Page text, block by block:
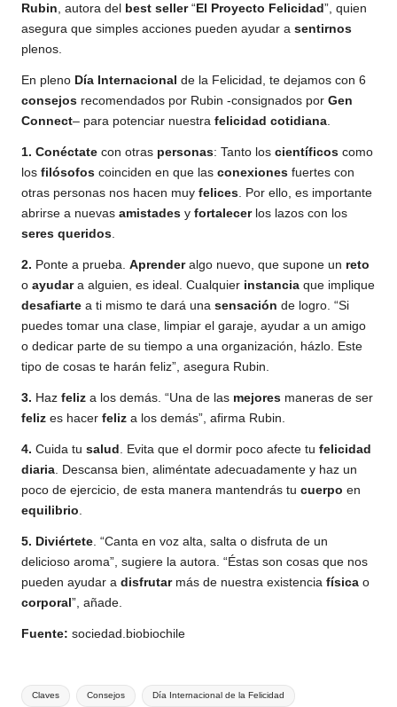
Rubin , autora del best seller“El Proyecto Felicidad”, quien
asegura que simples acciones pueden ayudar a sentirnos
plenos.
En pleno Día Internacional de la Felicidad , te dejamos con 6
consejos recomendados por Rubin -consignados por Gen
Connect– para potenciar nuestra felicidad cotidiana
1. Conéctate con otras personas: Tanto los científicos como
los filósofos coinciden en que las conexiones fuertes con
otras personas nos hacen muy felices . Por ello, es importante
abrirse a nuevas amistades y fortalecerlos lazos con los
seres queridos
2. Ponte a prueba. Aprenderalgo nuevo, que supone un reto
o ayudara alguien, es ideal. Cualquier instancia que implique
desafiarte a ti mismo te dará una sensación de logro. “Si
puedes tomar una clase, limpiar el garaje, ayudar a un amigo
o dedicar parte de su tiempo a una organización, házlo. Este
tipo de cosas te harán feliz”, asegura Rubin.
3. Haz feliz a los demás. “Una de las mejores maneras de ser
feliz es hacer feliz a los demás”, afirma Rubin.
4. Cuida tu salud . Evita que el dormir poco afecte tu felicidad
diaria . Descansa bien, aliméntate adecuadamente y haz un
poco de ejercicio, de esta manera mantendrás tu cuerpo en
equilibrio
5. Diviértete . “Canta en voz alta, salta o disfruta de un
delicioso aroma”, sugiere la autora. “Éstas son cosas que nos
pueden ayudar a disfrutarmás de nuestra existencia física o
corporal”, añade.
Fuente: sociedad.biobiochile
Etiquetas:
Claves Consejos Día Internacional de la Felicidad